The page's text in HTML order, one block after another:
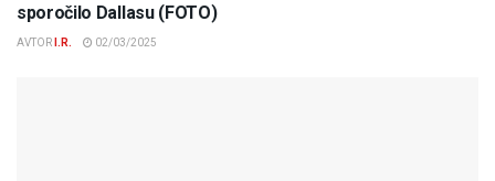
sporočilo Dallasu (FOTO)
AVTOR I.R. 02/03/2025